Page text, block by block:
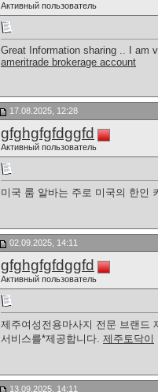
Активный пользователь
Great Information sharing .. I am
ameritrade brokerage account
17.08.2025, 12:28
gfghgfgfdggfd
Активный пользователь
미국 룸 알바는 주로 미국의 한인
02.09.2025, 14:11
gfghgfgfdggfd
Активный пользователь
제주여성전용마사지 전문 브랜드
서비스를*제공합니다. 제주토닥이
13.09.2025, 14:11